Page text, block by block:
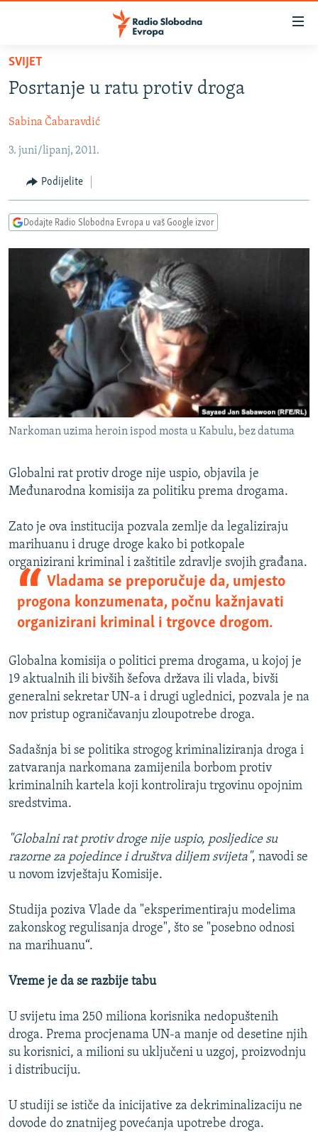
Pređite
glavni
Pređite
na
navigaciju
Pređite
na
pretragu
BOSNA I HERCEGOVINA
SRBIJA
KOSOVO
CRNA GORA
VIZUELNO
VIDEO
FOTOGALERIJE
INFOGRAFIKE
PODCASTI
RAT U UKRAJINI
KINA NA BALKANU
RSE PRIČE IZ SVIJETA
ISPRIČAJ MI
DNEVNO@RSE
SPECIJALI RSE
VIŠE OD NASLOVA
GENOCID U SREBRENICI
TV LIBERTY
MOJA EVROPA
TRI DECENIJE OD RATA U BIH
SVE KARTE DEJTONA
NASTANAK I RASPAD JUGOSLAVIJE
PRATITE NAS
Sve RFE/RL stranice
SVIJET
Posrtanje u ratu protiv droga
Sabina Čabaravdić
3. juni/lipanj, 2011.
Podijelite
Dodajte Radio Slobodna Evropa u vaš Google izvor
Narkoman uzima heroin ispod mosta u Kabulu, bez datuma
Globalni rat protiv droge nije uspio, objavila je
Međunarodna komisija za politiku prema drogama.
Zato je ova institucija pozvala zemlje da legaliziraju
marihuanu i druge droge kako bi potkopale
organizirani kriminal i zaštitile zdravlje svojih građana.
Vladama se preporučuje da, umjesto
progona konzumenata, počnu kažnjavati
organizirani kriminal i trgovce drogom.
Globalna komisija o politici prema drogama, u kojoj je
19 aktualnih ili bivših šefova država ili vlada, bivši
generalni sekretar UN-a i drugi uglednici, pozvala je na
nov pristup ograničavanju zloupotrebe droga.
Sadašnja bi se politika strogog kriminaliziranja droga i
zatvaranja narkomana zamijenila borbom protiv
kriminalnih kartela koji kontroliraju trgovinu opojnim
sredstvima.
"Globalni rat protiv droge nije uspio, posljedice su
razorne za pojedince i društva diljem svijeta", navodi se
u novom izvještaju Komisije.
Studija poziva Vlade da "eksperimentiraju modelima
zakonskog regulisanja droge", što se "posebno odnosi
na marihuanu“.
Vreme je da se razbije tabu
U svijetu ima 250 miliona korisnika nedopuštenih
droga. Prema procjenama UN-a manje od desetine njih
su korisnici, a milioni su uključeni u uzgoj, proizvodnju
i distribuciju.
U studiji se ističe da inicijative za dekriminalizaciju ne
dovode do znatnijeg povećanja upotrebe droga.